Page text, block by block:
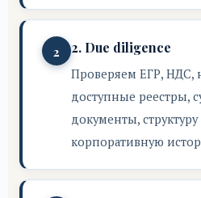
2. Due diligence
Проверяем ЕГР, НДС,
доступные реестры,
документы,
корпоративную